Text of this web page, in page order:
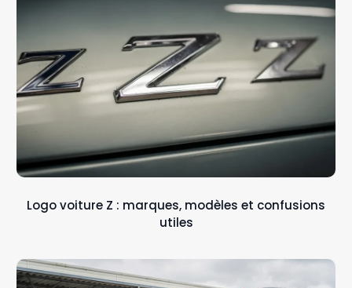
Logo voiture Z : marques, modèles et confusions
utiles